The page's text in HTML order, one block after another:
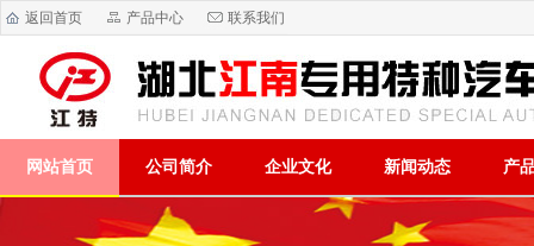
返回首页 产品中心 联系我们
网站首页 公司简介 企业文化 新闻动态 产